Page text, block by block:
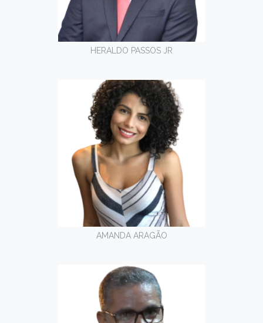
HERALDO PASSOS JR
AMANDA ARAGÃO